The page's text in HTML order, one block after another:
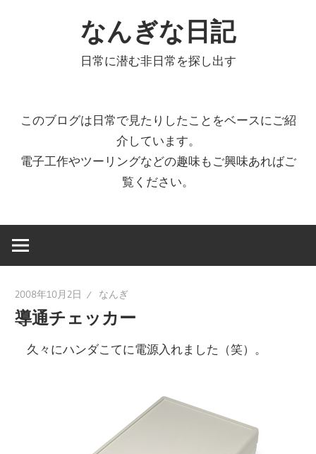
なんぎな日記
日常に潜む非日常を探し出す
このブログは日常で見たりしたことをベースにご紹
介しています。
電子工作やツーリングなどの趣味もご興味あればご
覧ください。
2008年10月2日 なんぎ
導通チェッカー
久々にハンダこてに電源入れました（笑）。